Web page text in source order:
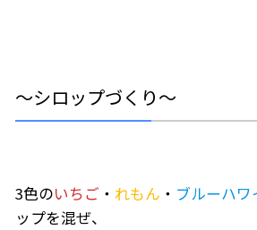
～シロップづくり～
3色のいちご ・ れもん ・ ブルーハワ
ップを混ぜ、